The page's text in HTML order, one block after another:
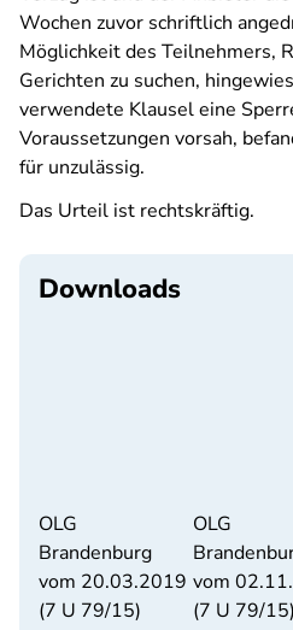
Wochen zuvor schriftlich
Möglichkeit des Teilnehmers,
Gerichten zu suchen,
verwendete Klausel eine
Voraussetzungen vorsah,
für unzulässig.
Das Urteil ist rechtskräftig.
Downloads
OLG
Brandenburg
vom 20.03.2019
(7 U 79/15)
OLG
vom
(7 U 79/15)